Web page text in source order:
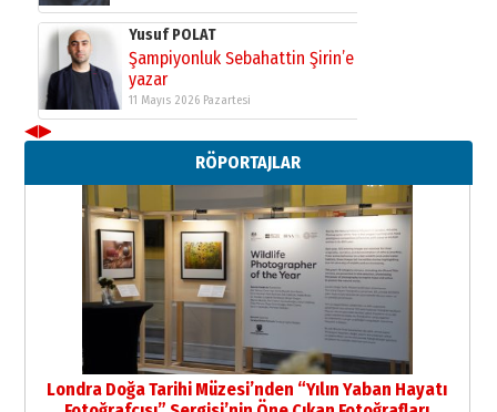
Yusuf POLAT
Şampiyonluk Sebahattin Şirin’e
yazar
◀▶
RÖPORTAJLAR
Londra Doğa Tarihi Müzesi’nden “Yılın Yaban Hayatı